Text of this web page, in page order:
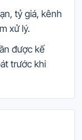
tỷ giá, kênh
xử lý.
được kế
trước khi